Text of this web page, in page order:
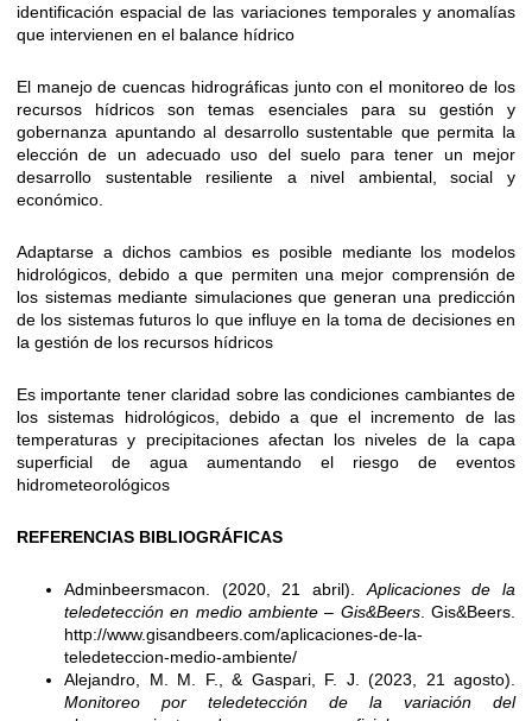
identificación espacial de las variaciones temporales y anomalías
que intervienen en el balance hídrico
El manejo de cuencas hidrográficas junto con el monitoreo de los
recursos hídricos son temas esenciales para su gestión y
gobernanza apuntando al desarrollo sustentable que permita la
elección de un adecuado uso del suelo para tener un mejor
desarrollo sustentable resiliente a nivel ambiental, social y
económico.
Adaptarse a dichos cambios es posible mediante los modelos
hidrológicos, debido a que permiten una mejor comprensión de
los sistemas mediante simulaciones que generan una predicción
de los sistemas futuros lo que influye en la toma de decisiones en
la gestión de los recursos hídricos
Es importante tener claridad sobre las condiciones cambiantes de
los sistemas hidrológicos, debido a que el incremento de las
temperaturas y precipitaciones afectan los niveles de la capa
superficial de agua aumentando el riesgo de eventos
hidrometeorológicos
REFERENCIAS BIBLIOGRÁFICAS
Adminbeersmacon. (2020, 21 abril). Aplicaciones de la
teledetección en medio ambiente – Gis&Beers. Gis&Beers.
http://www.gisandbeers.com/aplicaciones-de-la-
teledeteccion-medio-ambiente/
Alejandro, M. M. F., & Gaspari, F. J. (2023, 21 agosto).
Monitoreo por teledetección de la variación del